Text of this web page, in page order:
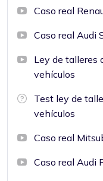
Caso real
Caso real Audi
Ley de talleres
vehículos
Test ley de
vehículos
Caso real
Caso real Audi